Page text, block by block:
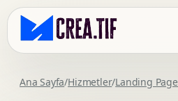
Ana Sayfa/Hizmetler/Landing Page